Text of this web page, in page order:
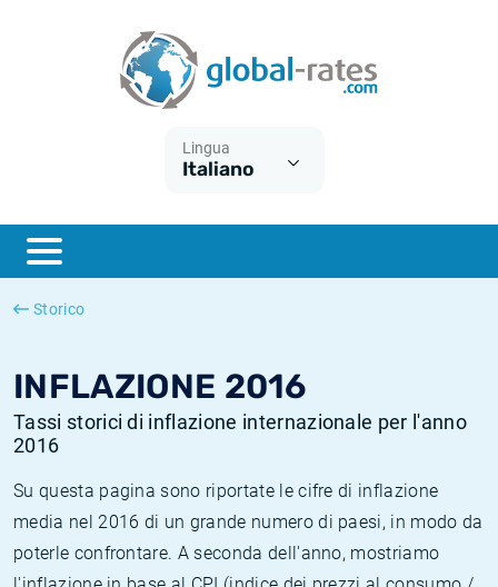
Lingua
Italiano
Storico
INFLAZIONE 2016
Tassi storici di inflazione internazionale per l'anno
2016
Su questa pagina sono riportate le cifre di inflazione
media nel 2016 di un grande numero di paesi, in modo da
poterle confrontare. A seconda dell'anno, mostriamo
ESTER
SONIA
Cos'è l'inflazione CPI?
Cos'è l'inflazione HICP?
Inflazione Italia
Inflazione Stati Uniti
Tassi storici Euribor
Tassi storici di SONIA
Tassi storici di TONAR
Calcolatore dell’inflazione